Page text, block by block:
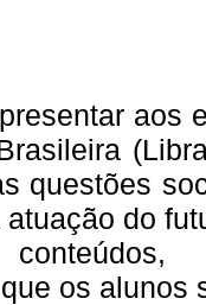
aos
questões
do
os alunos